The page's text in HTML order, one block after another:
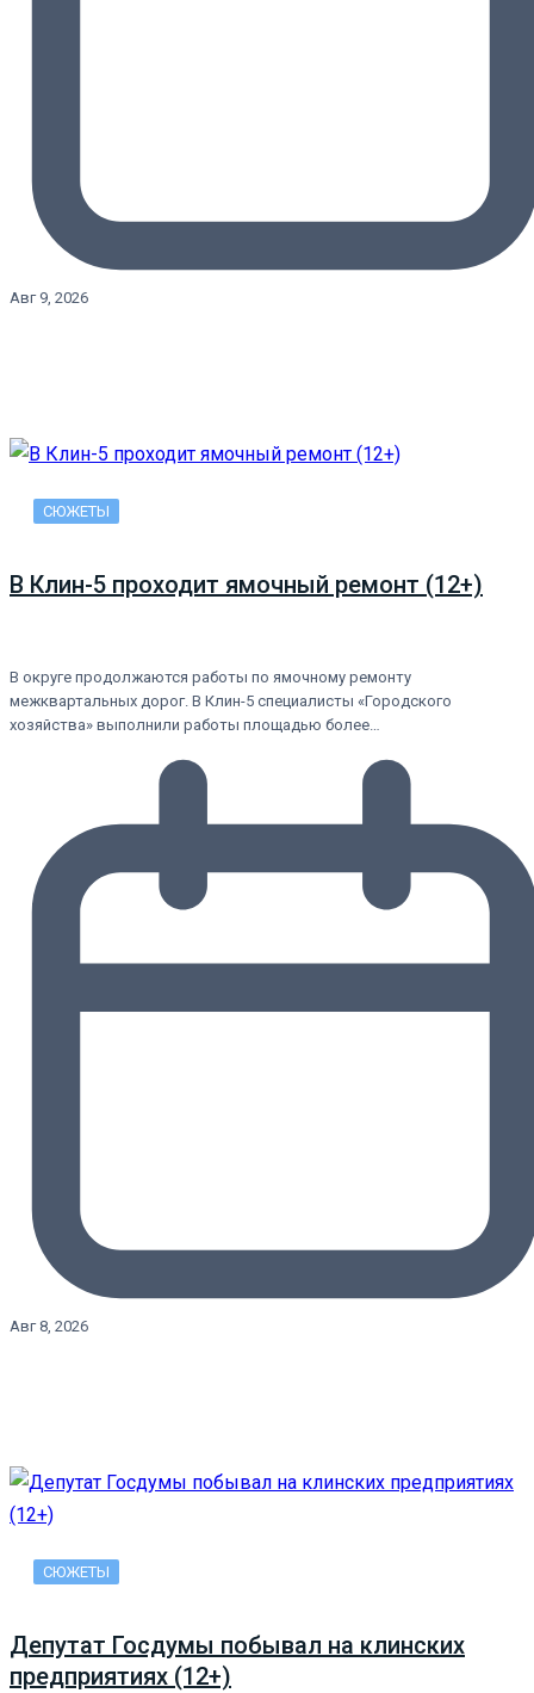
Авг 9, 2026
СЮЖЕТЫ
В Клин-5 проходит ямочный ремонт (12+)
В округе продолжаются работы по ямочному ремонту
межквартальных дорог. В Клин-5 специалисты «Городского
хозяйства» выполнили работы площадью более…
Авг 8, 2026
СЮЖЕТЫ
Депутат Госдумы побывал на клинских
предприятиях (12+)